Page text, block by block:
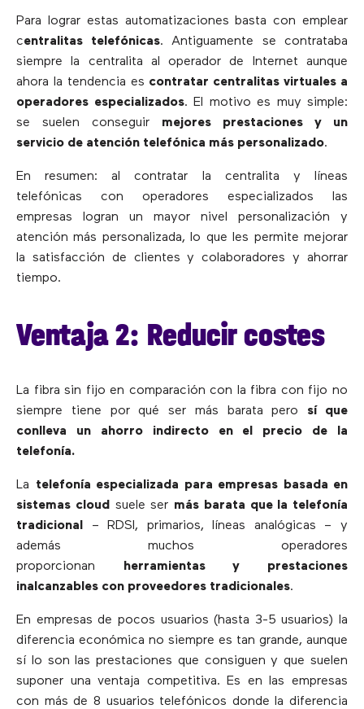
Para lograr estas automatizaciones basta con emplear
centralitas telefónicas. Antiguamente se contrataba
siempre la centralita al operador de Internet aunque
ahora la tendencia es contratar centralitas virtuales a
operadores especializados. El motivo es muy simple:
se suelen conseguir mejores prestaciones y un
servicio de atención telefónica más personalizado.
En resumen: al contratar la centralita y líneas
telefónicas con operadores especializados las
empresas logran un mayor nivel personalización y
atención más personalizada, lo que les permite mejorar
la satisfacción de clientes y colaboradores y ahorrar
tiempo.
Ventaja 2: Reducir costes
La fibra sin fijo en comparación con la fibra con fijo no
siempre tiene por qué ser más barata pero sí que
conlleva un ahorro indirecto en el precio de la
telefonía.
La telefonía especializada para empresas basada en
sistemas cloud
suele ser más barata que la telefonía
tradicional
– RDSI, primarios, líneas analógicas – y
además muchos operadores
proporcionan
herramientas y prestaciones
inalcanzables con proveedores tradicionales.
En empresas de pocos usuarios (hasta 3-5 usuarios) la
diferencia económica no siempre es tan grande, aunque
sí lo son las prestaciones que consiguen y que suelen
suponer una ventaja competitiva. Es en las empresas
con más de 8 usuarios telefónicos donde la diferencia